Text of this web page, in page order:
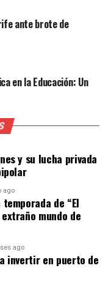
en educación
de la tecnología
digital, que afecta a
pueden permitirse
Internet de alta
exacerbado durante
enfrentando
en línea.
para utilizar
efectiva es crucial.
solo el 45%
completamente
lecciones.
ante brote de
en la Educación: Un
y su lucha privada
ago
de “El
mundo de
ago
invertir en puerto de